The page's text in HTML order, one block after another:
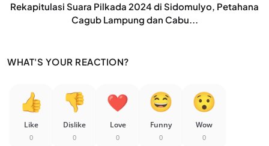
Rekapitulasi Suara Pilkada 2024 di Sidomulyo, Petahana
Cagub Lampung dan Cabu...
WHAT'S YOUR REACTION?
Like
0
Dislike
0
Love
0
Funny
0
Wow
0